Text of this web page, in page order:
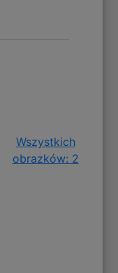
Wszystkich
obrazków: 2